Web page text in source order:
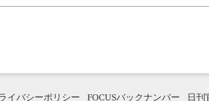
イバシーポリシー FOCUSバックナンバー 日刊